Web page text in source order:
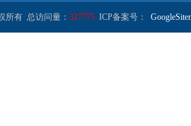
所有 总访问量： 327775 ICP备案号：